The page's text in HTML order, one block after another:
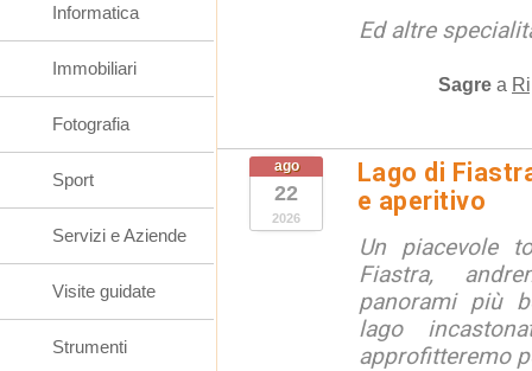
Ed altre
Sagre a
ago
22
2026
Lago di
e aperitivo
Un piacevole
Fiastra,
panorami più
lago
approfitteremo
Informatica
Immobiliari
Fotografia
Sport
Servizi e Aziende
Visite guidate
Strumenti